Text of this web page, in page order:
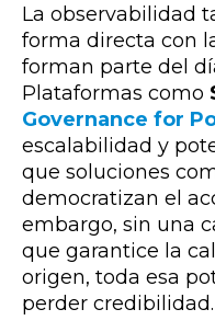
La observabilidad
forma directa con
forman parte del
Plataformas como
Governance for
escalabilidad y
que soluciones
democratizan el
embargo, sin una
que garantice la
origen, toda esa
perder credibilidad.